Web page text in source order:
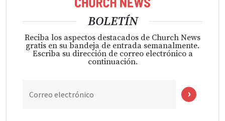
BOLETÍN
Reciba los aspectos destacados de Church News
gratis en su bandeja de entrada semanalmente.
Escriba su dirección de correo electrónico a
continuación.
Correo electrónico